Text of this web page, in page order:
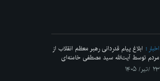
اخبار
ابلاغ پیام قدردانی رهبر معظم انقلاب از
مردم توسط آیت‌الله سید مصطفی خامنه‌ای
۲۳ /تیر/ ۱۴۰۵